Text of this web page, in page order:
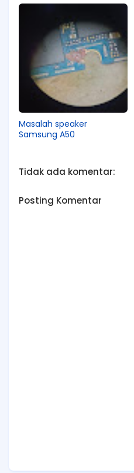
Masalah speaker
Samsung A50
Tidak ada komentar:
Posting Komentar